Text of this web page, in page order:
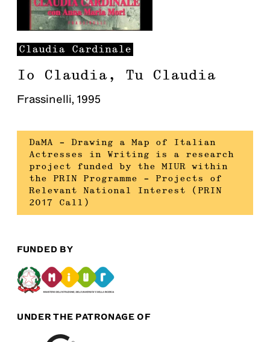
Claudia Cardinale
Io Claudia, Tu Claudia
Frassinelli, 1995
DaMA – Drawing a Map of Italian
Actresses in Writing is a research
project funded by the MIUR within
the PRIN Programme – Projects of
Relevant National Interest (PRIN
2017 Call)
FUNDED BY
UNDER THE PATRONAGE OF